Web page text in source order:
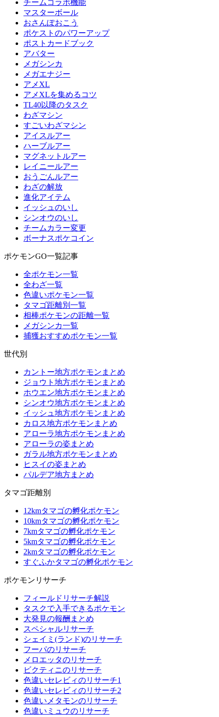
チームコラボ機能
マスターボール
おさんぽおこう
ポケストのパワーアップ
ポストカードブック
アバター
メガシンカ
メガエナジー
アメXL
アメXLを集めるコツ
TL40以降のタスク
わざマシン
すごいわざマシン
アイスルアー
ハーブルアー
マグネットルアー
レイニールアー
おうごんルアー
わざの解放
進化アイテム
イッシュのいし
シンオウのいし
チームカラー変更
ボーナスポケコイン
ポケモンGO一覧記事
全ポケモン一覧
全わざ一覧
色違いポケモン一覧
タマゴ距離別一覧
相棒ポケモンの距離一覧
メガシンカ一覧
捕獲おすすめポケモン一覧
世代別
カントー地方ポケモンまとめ
ジョウト地方ポケモンまとめ
ホウエン地方ポケモンまとめ
シンオウ地方ポケモンまとめ
イッシュ地方ポケモンまとめ
カロス地方ポケモンまとめ
アローラ地方ポケモンまとめ
アローラの姿まとめ
ガラル地方ポケモンまとめ
ヒスイの姿まとめ
パルデア地方まとめ
タマゴ距離別
12kmタマゴの孵化ポケモン
10kmタマゴの孵化ポケモン
7kmタマゴの孵化ポケモン
5kmタマゴの孵化ポケモン
2kmタマゴの孵化ポケモン
すぐふかタマゴの孵化ポケモン
ポケモンリサーチ
フィールドリサーチ解説
タスクで入手できるポケモン
大発見の報酬まとめ
スペシャルリサーチ
シェイミ(ランド)のリサーチ
フーパのリサーチ
メロエッタのリサーチ
ビクティニのリサーチ
色違いセレビィのリサーチ1
色違いセレビィのリサーチ2
色違いメタモンのリサーチ
色違いミュウのリサーチ